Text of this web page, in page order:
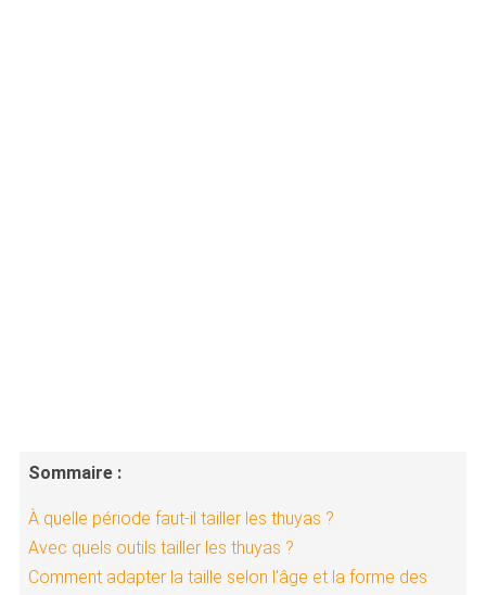
Sommaire :
À quelle période faut-il tailler les thuyas ?
Avec quels outils tailler les thuyas ?
Comment adapter la taille selon l’âge et la forme des